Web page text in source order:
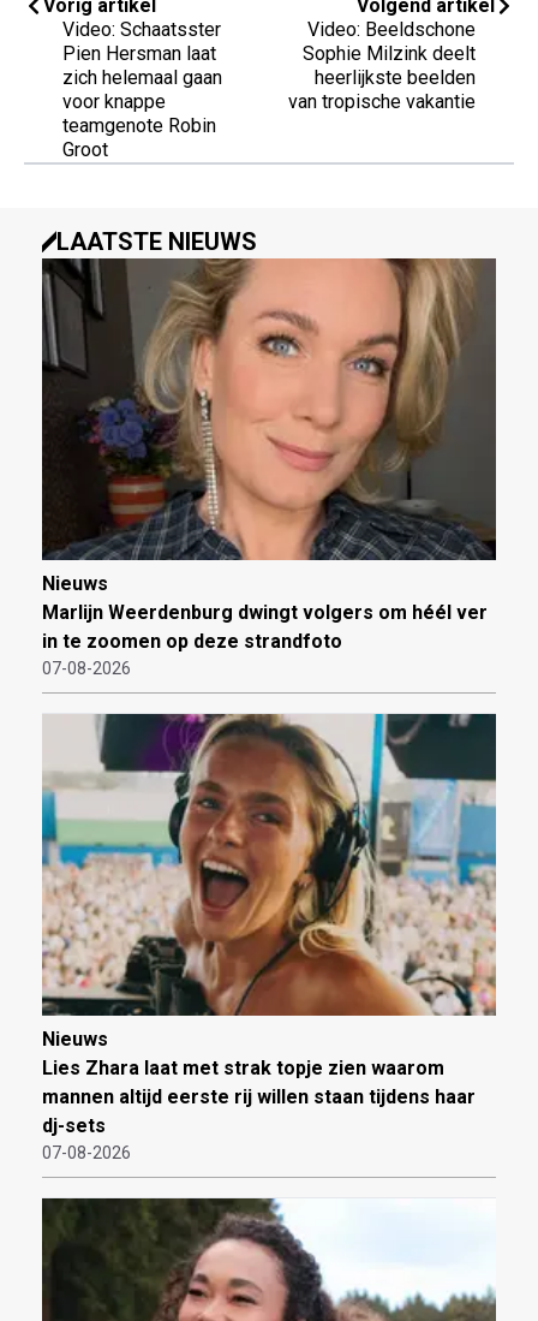
Vorig artikel
Video: Schaatsster
Pien Hersman laat
zich helemaal gaan
voor knappe
teamgenote Robin
Groot
Volgend artikel
Video: Beeldschone
Sophie Milzink deelt
heerlijkste beelden
van tropische vakantie
LAATSTE NIEUWS
Nieuws
Marlijn Weerdenburg dwingt volgers om héél ver
in te zoomen op deze strandfoto
07-08-2026
Nieuws
Lies Zhara laat met strak topje zien waarom
mannen altijd eerste rij willen staan tijdens haar
dj-sets
07-08-2026